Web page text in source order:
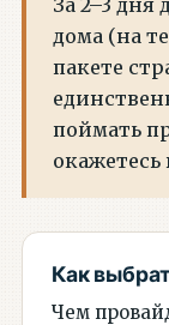
За 2–3 дня
дома (на
пакете
поймать
окажетесь
Как
Чем